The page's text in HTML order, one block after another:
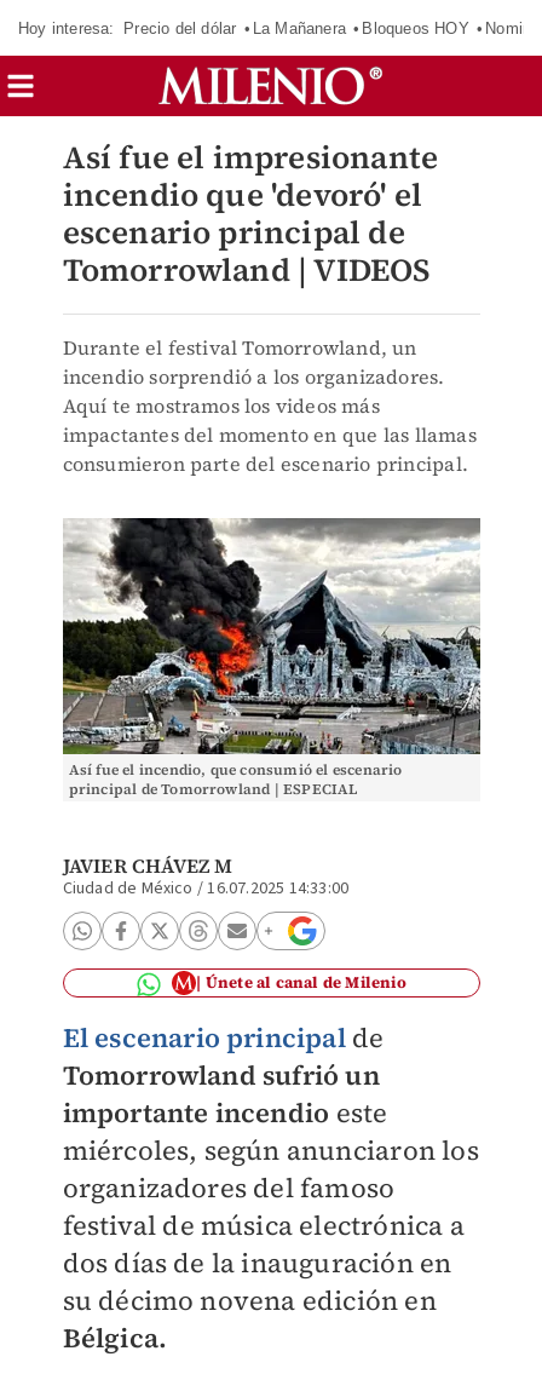
Hoy interesa: Precio del dólar La Mañanera Bloqueos HOY
Así fue el impresionante
incendio que 'devoró' el
escenario principal de
Tomorrowland | VIDEOS
Durante el festival Tomorrowland, un
incendio sorprendió a los organizadores.
Aquí te mostramos los videos más
impactantes del momento en que las llamas
consumieron parte del escenario principal.
Así fue el incendio, que consumió el escenario
principal de Tomorrowland | ESPECIAL
JAVIER CHÁVEZ M
Ciudad de México /16.07.2025 14:33:00
Únete al canal de Milenio
El escenario principalde
Tomorrowland sufrió un
importante incendio este
miércoles, según anunciaron los
organizadores del famoso
festival de música electrónica a
dos días de la inauguración en
su décimo novena edición en
Bélgica.